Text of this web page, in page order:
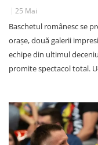
25 Mai
Baschetul românesc se
orașe, două galerii
echipe din ultimul
promite spectacol total.